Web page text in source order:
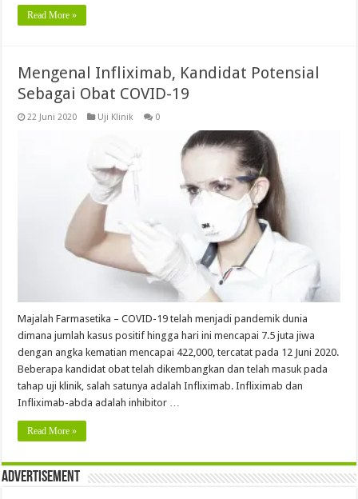
Read More »
Mengenal Infliximab, Kandidat Potensial
Sebagai Obat COVID-19
22 Juni 2020 Uji Klinik 0
Majalah Farmasetika – COVID-19 telah menjadi pandemik dunia
dimana jumlah kasus positif hingga hari ini mencapai 7.5 juta jiwa
dengan angka kematian mencapai 422,000, tercatat pada 12 Juni 2020.
Beberapa kandidat obat telah dikembangkan dan telah masuk pada
tahap uji klinik, salah satunya adalah Infliximab. Infliximab dan
Infliximab-abda adalah inhibitor …
Read More »
Advertisement